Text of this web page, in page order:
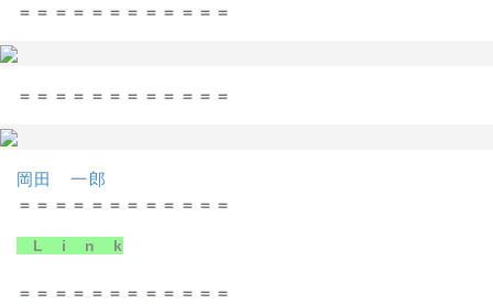
＝＝＝＝＝＝＝＝＝＝＝＝
＝＝＝＝＝＝＝＝＝＝＝＝
岡田 一郎
＝＝＝＝＝＝＝＝＝＝＝＝
L i n k
＝＝＝＝＝＝＝＝＝＝＝＝